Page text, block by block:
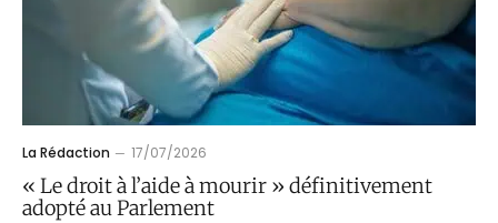
La Rédaction 17/07/2026
« Le droit à l’aide à mourir » définitivement
adopté au Parlement